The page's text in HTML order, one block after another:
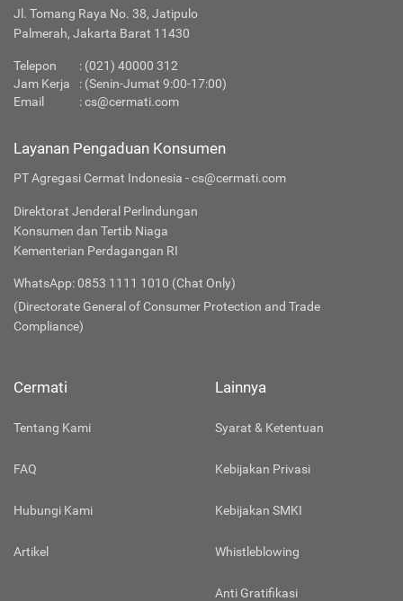
Jl. Tomang Raya No. 38, Jatipulo
Palmerah, Jakarta Barat 11430
Telepon : (021) 40000 312
Jam Kerja
: (Senin-Jumat 9:00-17:00)
Email
:cs@cermati.com
Layanan Pengaduan Konsumen
PT Agregasi Cermat Indonesia - cs@cermati.com
Direktorat Jenderal Perlindungan
Konsumen dan Tertib Niaga
Kementerian Perdagangan RI
WhatsApp: 0853 1111 1010 (Chat Only)
(Directorate General of Consumer Protection and Trade
Compliance)
Cermati
Tentang Kami
FAQ
Hubungi Kami
Artikel
Lainnya
Syarat & Ketentuan
Kebijakan Privasi
Kebijakan SMKI
Whistleblowing
Anti Gratifikasi